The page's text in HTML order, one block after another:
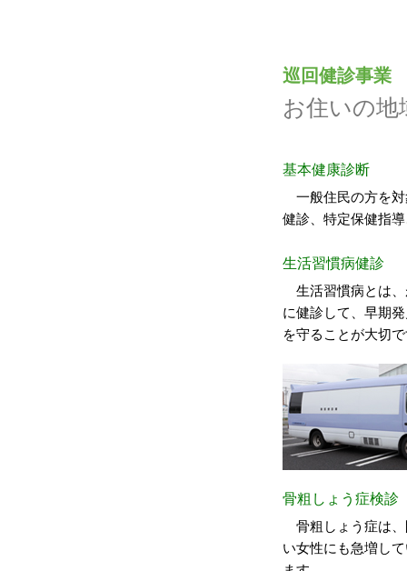
巡回健診事業
お住いの
基本健康診断
一般住民の方を対
健診、特定保健指
生活習慣病健診
生活習慣病とは、
に健診して、早期
を守ることが大切
骨粗しょう症検診
骨粗しょう症は、
い女性にも急増し